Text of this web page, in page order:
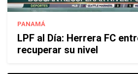
PANAMÁ
LPF al Día: Herrera FC
recuperar su nivel